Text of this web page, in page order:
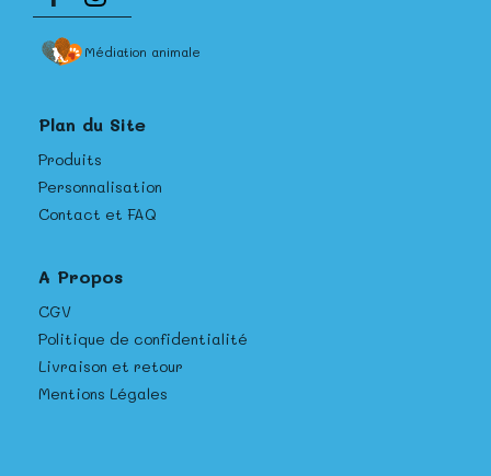
Médiation animale
Plan du Site
Produits
Personnalisation
Contact et FAQ
A Propos
CGV
Politique de confidentialité
Livraison et retour
Mentions Légales